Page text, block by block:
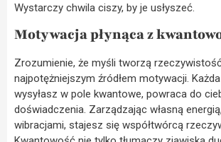
Wystarczy chwila ciszy, by je usłyszeć.
Motywacja płynąca z
Zrozumienie, że myśli tworzą
najpotężniejszym źródłem motywacji.
wysyłasz w pole kwantowe, powraca do
doświadczenia. Zarządzając własną
wibracjami, stajesz się współtwórcą